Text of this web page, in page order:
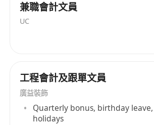
兼職會計文員
UC
工程會計及跟單文員
廣益裝飾
Quarterly bonus, birthday
holidays